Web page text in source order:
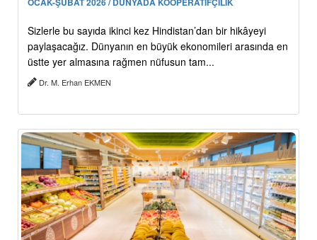
Sizlerle bu sayıda ikinci kez Hindistan’dan bir hikâyeyi
paylaşacağız. Dünyanın en büyük ekonomileri arasında en
üstte yer almasına rağmen nüfusun tam...
Dr. M. Erhan EKMEN